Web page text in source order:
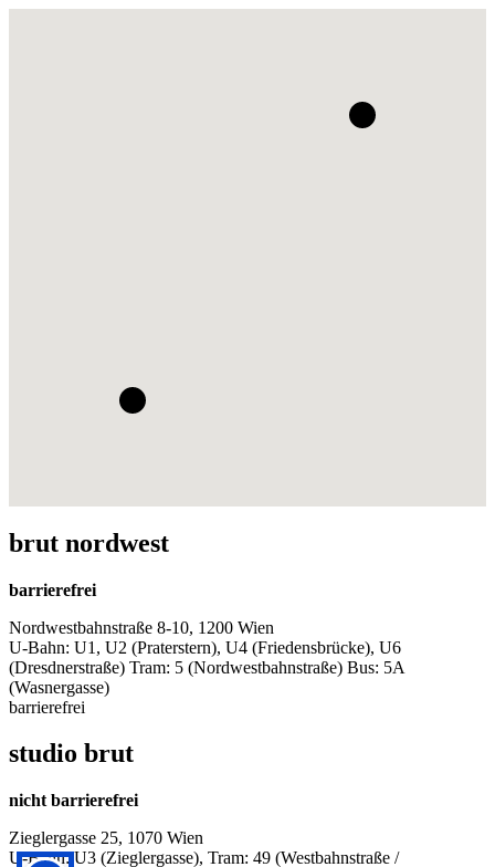
brut nordwest
barrierefrei
Nordwestbahnstraße 8-10, 1200 Wien
U-Bahn: U1, U2 (Praterstern), U4 (Friedensbrücke), U6
(Dresdnerstraße) Tram: 5 (Nordwestbahnstraße) Bus: 5A
(Wasnergasse)
barrierefrei
studio brut
nicht barrierefrei
Zieglergasse 25, 1070 Wien
U-Bahn: U3 (Zieglergasse), Tram: 49 (Westbahnstraße /